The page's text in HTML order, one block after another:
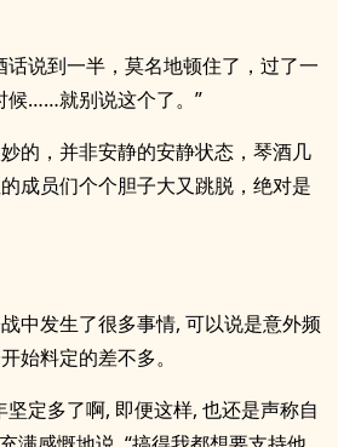
说到一半，莫名地顿住了，过了一
候……就别说这个了。”
的，并非安静的安静状态，琴酒几
成员们个个胆子大又跳脱，绝对是
中发生了很多事情, 可以说是意外频
始料定的差不多。
坚定多了啊, 即便这样, 也还是声称自